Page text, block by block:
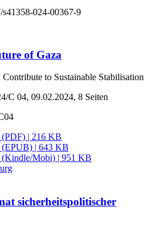
024-00367-9
of Gaza
to Sustainable Stabilisation
C 04, 09.02.2024, 8 Seiten
| 216 KB
| 643 KB
(Kindle/Mobi) | 951 KB
sicherheitspolitischer